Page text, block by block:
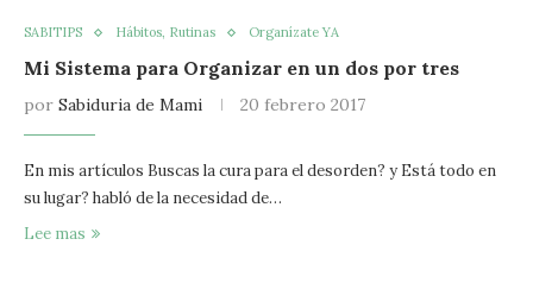
SABITIPS Hábitos, Rutinas Organízate YA
Mi Sistema para Organizar en un dos por tres
por Sabiduria de Mami 20 febrero 2017
En mis artículos Buscas la cura para el desorden? y Está todo en
su lugar? habló de la necesidad de…
Lee mas